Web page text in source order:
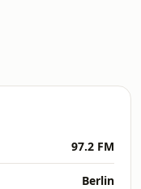
97.2 FM
Berlin